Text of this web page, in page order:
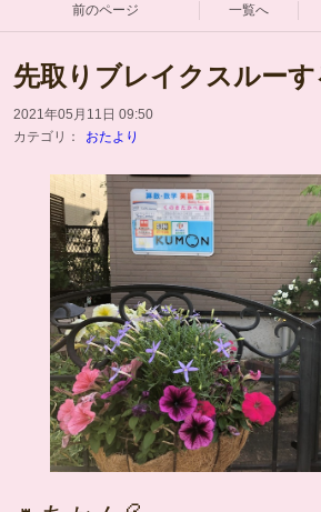
前のページ 一覧へ
先取りブレイクスルー
2021年05月11日 09:50
カテゴリ：
おたより